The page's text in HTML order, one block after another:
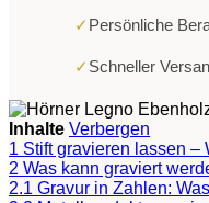
✓ Persönliche
✓ Schneller
Inhalte Verbergen
1 Stift gravieren lassen –
2 Was kann graviert
2.1 Gravur in Zahlen: